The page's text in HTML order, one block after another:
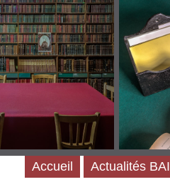
Accueil Actualités BAI